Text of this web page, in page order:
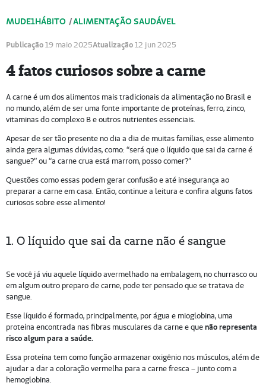
MUDE1HÁBITO /ALIMENTAÇÃO SAUDÁVEL
Publicação19 maio 2025Atualização12 jun 2025
4 fatos curiosos sobre a carne
A carne é um dos alimentos mais tradicionais da alimentação no Brasil e
no mundo, além de ser uma fonte importante de proteínas, ferro, zinco,
vitaminas do complexo B e outros nutrientes essenciais.
Apesar de ser tão presente no dia a dia de muitas famílias, esse alimento
ainda gera algumas dúvidas, como: “será que o líquido que sai da carne é
sangue?” ou “a carne crua está marrom, posso comer?”
Questões como essas podem gerar confusão e até insegurança ao
preparar a carne em casa. Então, continue a leitura e confira alguns fatos
curiosos sobre esse alimento!
1. O líquido que sai da carne não é sangue
Se você já viu aquele líquido avermelhado na embalagem, no churrasco ou
em algum outro preparo de carne, pode ter pensado que se tratava de
sangue.
Esse líquido é formado, principalmente, por água e mioglobina, uma
proteína encontrada nas fibras musculares da carne e quenão representa
risco algum para a saúde.
Essa proteína tem como função armazenar oxigênio nos músculos, além de
ajudar a dar a coloração vermelha para a carne fresca – junto com a
hemoglobina.